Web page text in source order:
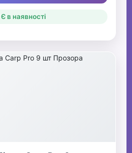
Є в наявності